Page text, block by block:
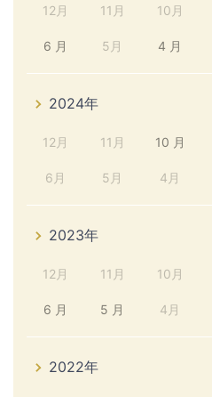
12月 11月 10月
6 月 5月 4 月
2024年
12月 11月 10 月
6月 5月 4月
2023年
12月 11月 10月
6 月 5 月 4月
2022年